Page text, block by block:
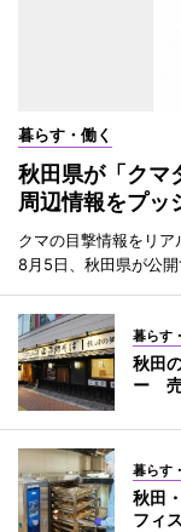
暮らす・働く
秋田県が「ク
周辺情報をプッ
クマの目撃情報をリ
8月5日、秋田県が公開
暮らす
秋田
ー 売
暮らす
秋田
フィ